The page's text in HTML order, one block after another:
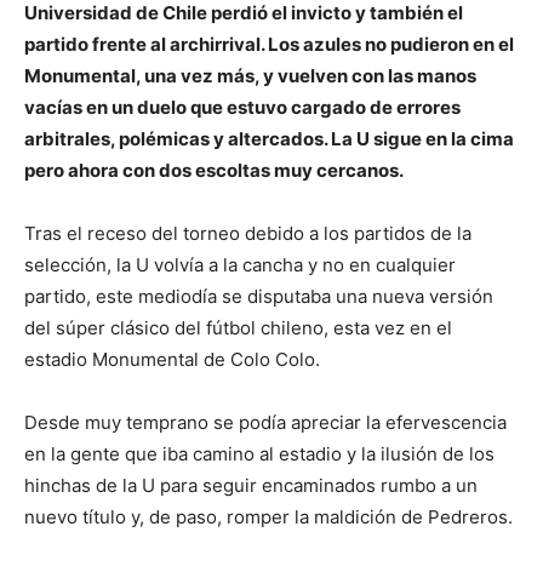
Universidad de Chile perdió el invicto y también el
partido frente al archirrival. Los azules no pudieron en el
Monumental, una vez más, y vuelven con las manos
vacías en un duelo que estuvo cargado de errores
arbitrales, polémicas y altercados. La U sigue en la cima
pero ahora con dos escoltas muy cercanos.
Tras el receso del torneo debido a los partidos de la
selección, la U volvía a la cancha y no en cualquier
partido, este mediodía se disputaba una nueva versión
del súper clásico del fútbol chileno, esta vez en el
estadio Monumental de Colo Colo.
Desde muy temprano se podía apreciar la efervescencia
en la gente que iba camino al estadio y la ilusión de los
hinchas de la U para seguir encaminados rumbo a un
nuevo título y, de paso, romper la maldición de Pedreros.